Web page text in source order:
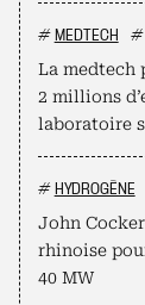
# MEDTECH #
La medtech
2 millions
laboratoire
# HYDROGÈNE
John
rhinoise
40 MW